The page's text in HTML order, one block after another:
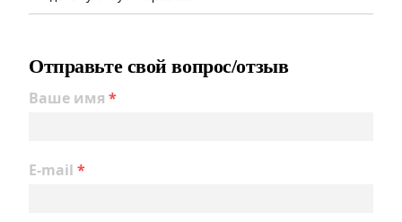
Отправьте свой вопрос/отзыв
Ваше имя *
E-mail *